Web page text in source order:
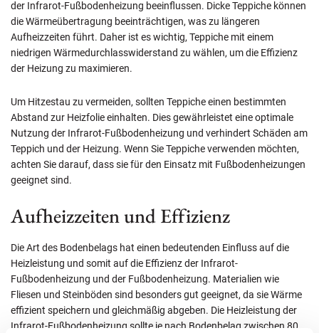
der Infrarot-Fußbodenheizung beeinflussen. Dicke Teppiche können
die Wärmeübertragung beeinträchtigen, was zu längeren
Aufheizzeiten führt. Daher ist es wichtig, Teppiche mit einem
niedrigen Wärmedurchlasswiderstand zu wählen, um die Effizienz
der Heizung zu maximieren.
Um Hitzestau zu vermeiden, sollten Teppiche einen bestimmten
Abstand zur Heizfolie einhalten. Dies gewährleistet eine optimale
Nutzung der Infrarot-Fußbodenheizung und verhindert Schäden am
Teppich und der Heizung. Wenn Sie Teppiche verwenden möchten,
achten Sie darauf, dass sie für den Einsatz mit Fußbodenheizungen
geeignet sind.
Aufheizzeiten und Effizienz
Die Art des Bodenbelags hat einen bedeutenden Einfluss auf die
Heizleistung und somit auf die Effizienz der Infrarot-
Fußbodenheizung und der Fußbodenheizung. Materialien wie
Fliesen und Steinböden sind besonders gut geeignet, da sie Wärme
effizient speichern und gleichmäßig abgeben. Die Heizleistung der
Infrarot-Fußbodenheizung sollte je nach Bodenbelag zwischen 80